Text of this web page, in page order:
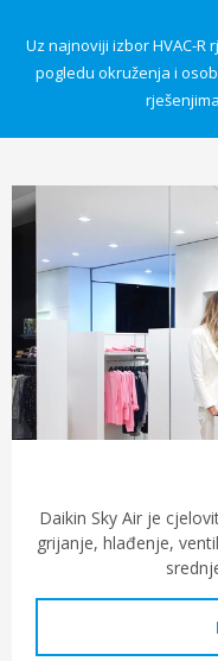
Uz najnoviji izbor HVAC-
pogledu okruženja i
Daikin Sky Air je
grijanje, hlađenje,